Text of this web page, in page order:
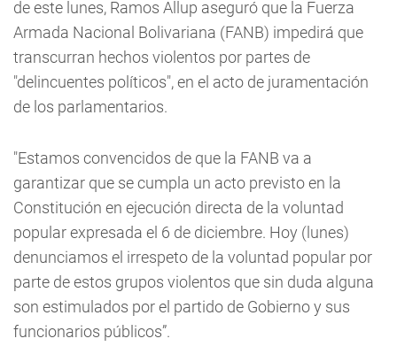
de este lunes, Ramos Allup aseguró que la Fuerza
Armada Nacional Bolivariana (FANB) impedirá que
transcurran hechos violentos por partes de
"delincuentes políticos", en el acto de juramentación
de los parlamentarios.
"Estamos convencidos de que la FANB va a
garantizar que se cumpla un acto previsto en la
Constitución en ejecución directa de la voluntad
popular expresada el 6 de diciembre. Hoy (lunes)
denunciamos el irrespeto de la voluntad popular por
parte de estos grupos violentos que sin duda alguna
son estimulados por el partido de Gobierno y sus
funcionarios públicos”.